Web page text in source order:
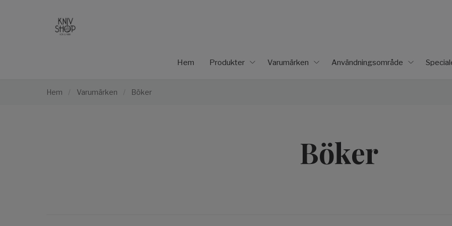
Hem Produkter Varumärken Användningsområde
Hem / Varumärken / Böker
Böker